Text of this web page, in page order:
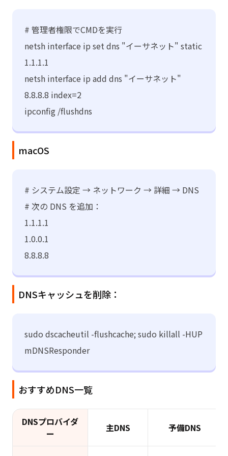
# 管理者権限でCMDを実行
netsh interface ip set dns "イーサネット" static
1.1.1.1
netsh interface ip add dns "イーサネット"
8.8.8.8 index=2
ipconfig /flushdns
macOS
# システム設定 → ネットワーク → 詳細 → DNS
# 次の DNS を追加：
1.1.1.1
1.0.0.1
8.8.8.8
DNSキャッシュを削除：
sudo dscacheutil -flushcache; sudo killall -HUP
mDNSResponder
おすすめDNS一覧
DNSプロバイダ
ー
主DNS 予備DNS